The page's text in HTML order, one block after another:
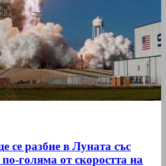
се разбие в Луната със
голяма от скоростта на